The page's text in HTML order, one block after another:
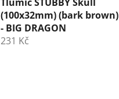
(100x32mm) (bark brown)
- BIG DRAGON
231 Kč